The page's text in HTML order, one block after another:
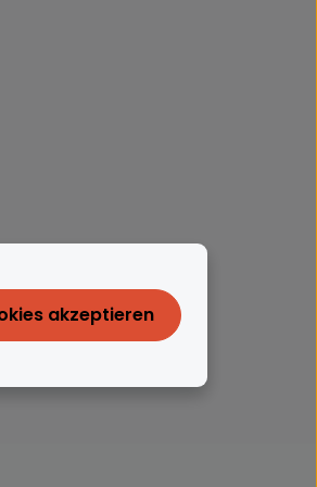
akzeptieren